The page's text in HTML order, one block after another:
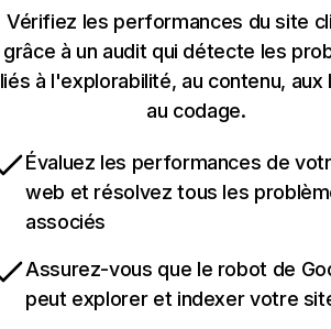
Vérifiez les performances du site
grâce à un audit qui détecte les
liés à l'explorabilité, au contenu, aux
au codage.
Évaluez les performances de
web et résolvez tous les
associés
Assurez-vous que le robot de
peut explorer et indexer votre